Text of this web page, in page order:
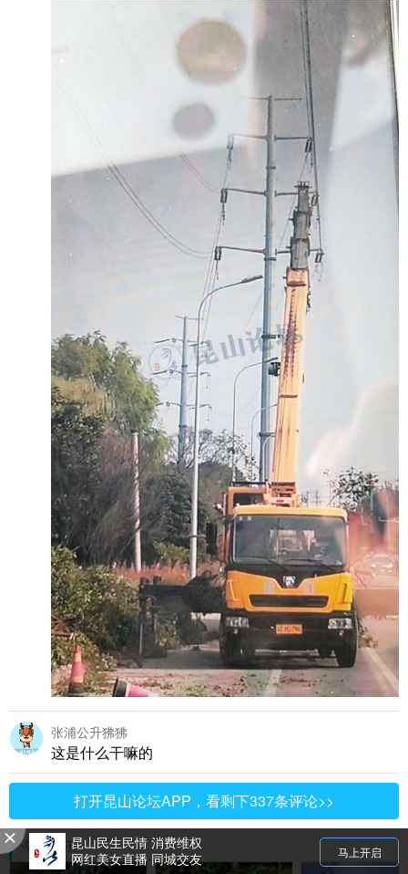
张浦公升狒狒
这是什么干嘛的
打开昆山论坛APP，看剩下337条评论>>
今日热门昆山民生民情 消费维权
网红美女直播 同城交友
马上开启